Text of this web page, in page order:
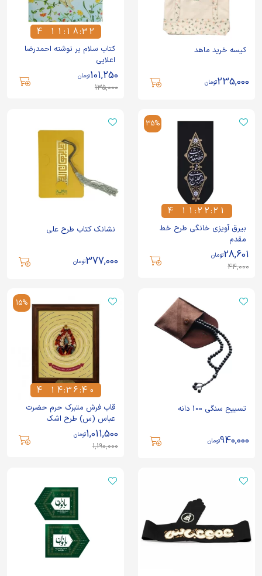
کیسه خرید ماهد
235,000تومان
4
4
1
1
1
1
:1
1
8
8
:3
3
1
2
کتاب سلام بر نوشته احمدرضا
اعلایی
135,000
101,250تومان
35%
4
4
1
1
1
1
:2
2
2
2
:2
2
0
1
بیرق آویزی خانگی طرح خط
مقدم
44,000
28,601تومان
نشانک کتاب طرح علی
377,000تومان
تسبیح سنگی 100 دانه
940,000تومان
15%
4
4
1
1
4
4
:3
3
6
6
:3
4
9
0
قاب فرش متبرک حرم حضرت
عباس (س) طرح اشک
1,190,000
1,011,500تومان